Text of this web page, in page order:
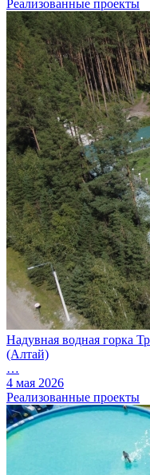
Реализованные проекты
Надувная водная горка
(Алтай)
…
4 мая 2026
Реализованные проекты